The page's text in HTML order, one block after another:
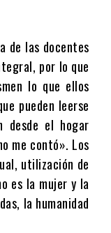
de las docentes
por lo que
lo que ellos
pueden leerse
desde el hogar
me contó». Los
utilización de
es la mujer y la
la humanidad